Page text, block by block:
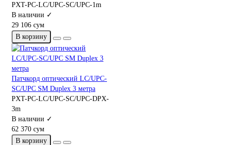
PXT-PC-LC/UPC-SC/UPC-1m
В наличии ✓
29 106 сум
В корзину
Патчкорд оптический LC/UPC-
SC/UPC SM Duplex 3 метра
PXT-PC-LC/UPC-SC/UPC-DPX-
3m
В наличии ✓
62 370 сум
В корзину